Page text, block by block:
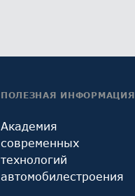
ПОЛЕЗНАЯ ИНФОРМАЦИЯ
Академия
современных
технологий
автомобилестроения